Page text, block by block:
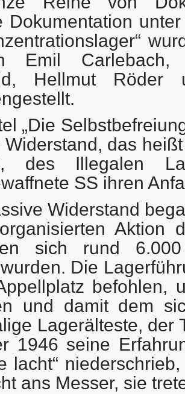
Dokumentation
Emil
Hellmut Röder
„Die
Widerstand, das
des Illegalen
SS ihren
Widerstand
Aktion
sich rund
Die
befohlen,
und damit dem
Lagerälteste, der
1946 seine
lacht“
ans Messer, sie